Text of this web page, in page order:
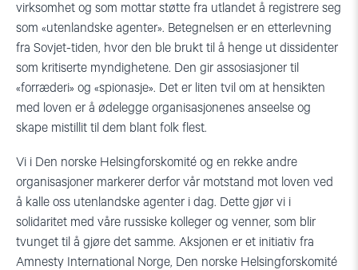
virksomhet og som mottar støtte fra utlandet å registrere seg
som «utenlandske agenter». Betegnelsen er en etterlevning
fra Sovjet-tiden, hvor den ble brukt til å henge ut dissidenter
som kritiserte myndighetene. Den gir assosiasjoner til
«forræderi» og «spionasje». Det er liten tvil om at hensikten
med loven er å ødelegge organisasjonenes anseelse og
skape mistillit til dem blant folk flest.
Vi i Den norske Helsingforskomité og en rekke andre
organisasjoner markerer derfor vår motstand mot loven ved
å kalle oss utenlandske agenter i dag. Dette gjør vi i
solidaritet med våre russiske kolleger og venner, som blir
tvunget til å gjøre det samme. Aksjonen er et initiativ fra
Amnesty International Norge, Den norske Helsingforskomité